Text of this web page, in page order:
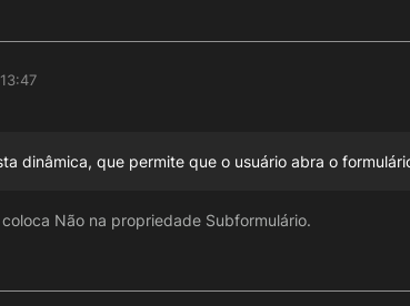
dinâmica, que permite que o usuário abra o
Não na propriedade Subformulário.